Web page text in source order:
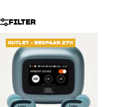
MERKEN
NIEUW
AANBIEDINGEN
Winkels
Klantenservice
FILTER
OUTLET - BESPAAR 27%